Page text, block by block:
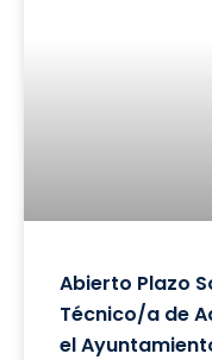
Abierto Plazo
Técnico/a de
el